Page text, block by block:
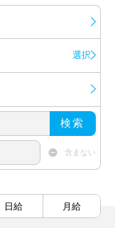
選択
検索
含まない
日給 月給